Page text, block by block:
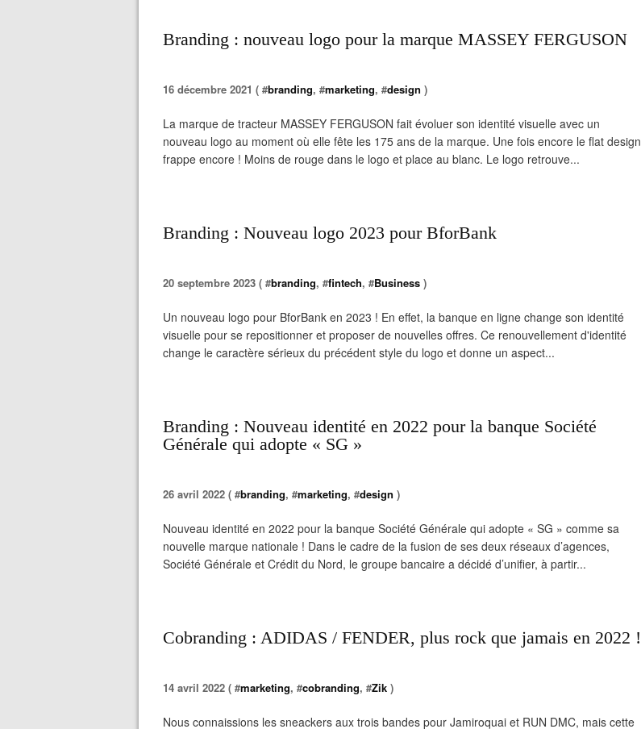
Branding : nouveau logo pour la marque MASSEY FERGUSON
16 décembre 2021 ( #branding, #marketing, #design )
La marque de tracteur MASSEY FERGUSON fait évoluer son identité visuelle avec un
nouveau logo au moment où elle fête les 175 ans de la marque. Une fois encore le flat design
frappe encore ! Moins de rouge dans le logo et place au blanc. Le logo retrouve...
Branding : Nouveau logo 2023 pour BforBank
20 septembre 2023 ( #branding, #fintech, #Business )
Un nouveau logo pour BforBank en 2023 ! En effet, la banque en ligne change son identité
visuelle pour se repositionner et proposer de nouvelles offres. Ce renouvellement d'identité
change le caractère sérieux du précédent style du logo et donne un aspect...
Branding : Nouveau identité en 2022 pour la banque Société
Générale qui adopte « SG »
26 avril 2022 ( #branding, #marketing, #design )
Nouveau identité en 2022 pour la banque Société Générale qui adopte « SG » comme sa
nouvelle marque nationale ! Dans le cadre de la fusion de ses deux réseaux d’agences,
Société Générale et Crédit du Nord, le groupe bancaire a décidé d’unifier, à partir...
Cobranding : ADIDAS / FENDER, plus rock que jamais en 2022 !
14 avril 2022 ( #marketing, #cobranding, #Zik )
Nous connaissions les sneackers aux trois bandes pour Jamiroquai et RUN DMC, mais cette